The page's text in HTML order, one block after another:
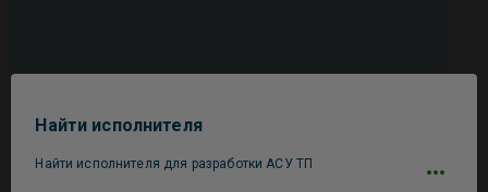
Найти исполнителя
Найти исполнителя для разработки АСУ ТП